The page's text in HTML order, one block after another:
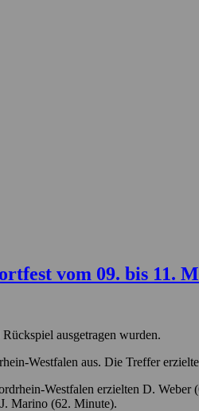
vom 09. bis 11.
ausgetragen wurden.
Westfalen aus. Die Treffer
Westfalen erzielten D.
Marino (62. Minute).